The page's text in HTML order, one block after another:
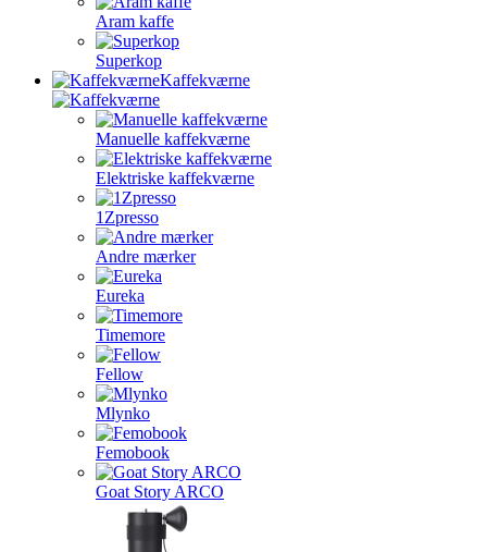
Aram kaffe
Superkop
Kaffekværne
Manuelle kaffekværne
Elektriske kaffekværne
1Zpresso
Andre mærker
Eureka
Timemore
Fellow
Mlynko
Femobook
Goat Story ARCO